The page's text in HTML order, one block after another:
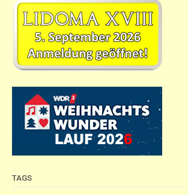
TAGS